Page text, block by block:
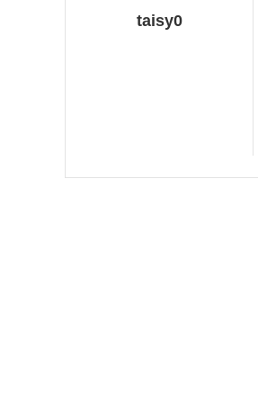
taisy0